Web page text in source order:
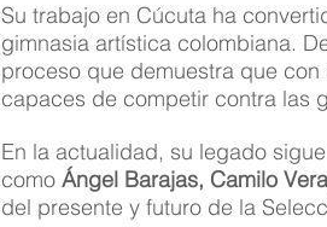
Su trabajo en Cúcuta ha
gimnasia artística colombiana.
proceso que demuestra que
capaces de competir contra las
En la actualidad, su legado
como Ángel Barajas, Camilo
del presente y futuro de la